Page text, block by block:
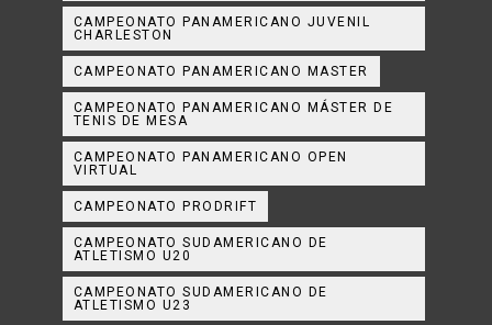
CAMPEONATO PANAMERICANO JUVENIL
CHARLESTON
CAMPEONATO PANAMERICANO MASTER
CAMPEONATO PANAMERICANO MÁSTER DE
TENIS DE MESA
CAMPEONATO PANAMERICANO OPEN
VIRTUAL
CAMPEONATO PRODRIFT
CAMPEONATO SUDAMERICANO DE
ATLETISMO U20
CAMPEONATO SUDAMERICANO DE
ATLETISMO U23